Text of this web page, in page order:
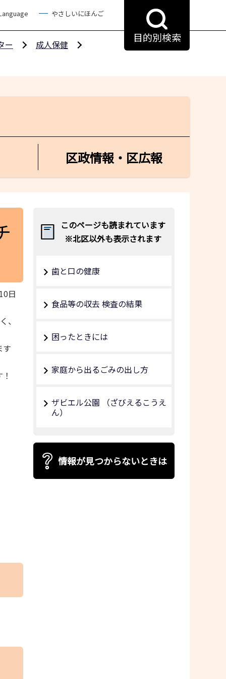
やさしいにほんご
目的別検索
ー 成人保健
区政情報・区広報
日
、
す
このページも読まれています
※北区以外も表示されます
歯と口の健康
食品等の収去 検査の結果
困ったときには
家庭から出るごみの出し方
ザビエル公園 （ざびえるこうえ
ん）
情報が見つからないときは